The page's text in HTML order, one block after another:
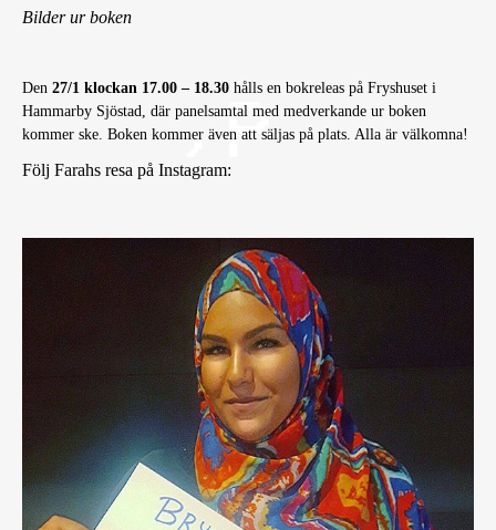
Bilder ur boken
Den 27/1 klockan 17.00 – 18.30 hålls en bokreleas på Fryshuset i
Hammarby Sjöstad, där panelsamtal med medverkande ur boken
kommer ske. Boken kommer även att säljas på plats. Alla är välkomna!
Följ Farahs resa på Instagram: